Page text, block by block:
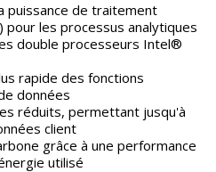
puissance de traitement
pour les processus analytiques
double processeurs Intel®
rapide des fonctions
données
réduits, permettant jusqu'à
client
grâce à une performance
utilisé